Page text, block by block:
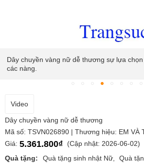
Dây chuyền vàng nữ dễ thương sự lựa
các nàng.
Video
Dây chuyền vàng nữ dễ thương
Mã số: TSVN026890 | Thương hiệu: EM VÀ
Giá: 5.361.800₫
(Cập nhật: 2026-06-02)
Quà tặng:
Quà tặng sinh nhật Nữ
Quà